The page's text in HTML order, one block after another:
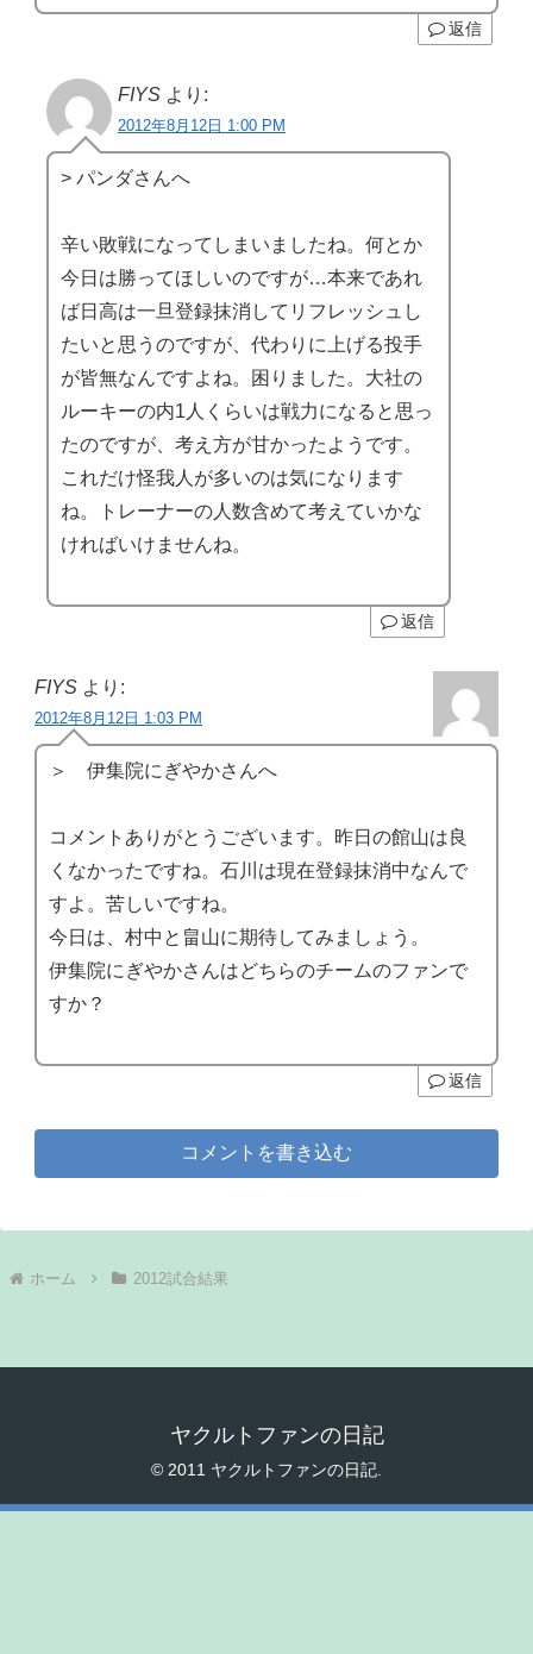
返信
FIYS より:
2012年8月12日 1:00 PM
> パンダさんへ
辛い敗戦になってしまいましたね。何とか
今日は勝ってほしいのですが…本来であれ
ば日高は一旦登録抹消してリフレッシュし
たいと思うのですが、代わりに上げる投手
が皆無なんですよね。困りました。大社の
ルーキーの内1人くらいは戦力になると思っ
たのですが、考え方が甘かったようです。
これだけ怪我人が多いのは気になります
ね。トレーナーの人数含めて考えていかな
ければいけませんね。
返信
FIYS より:
2012年8月12日 1:03 PM
＞ 伊集院にぎやかさんへ
コメントありがとうございます。昨日の館山は良
くなかったですね。石川は現在登録抹消中なんで
すよ。苦しいですね。
今日は、村中と畠山に期待してみましょう。
伊集院にぎやかさんはどちらのチームのファンで
すか？
返信
コメントを書き込む
ホーム 2012試合結果
ヤクルトファンの日記
© 2011 ヤクルトファンの日記.